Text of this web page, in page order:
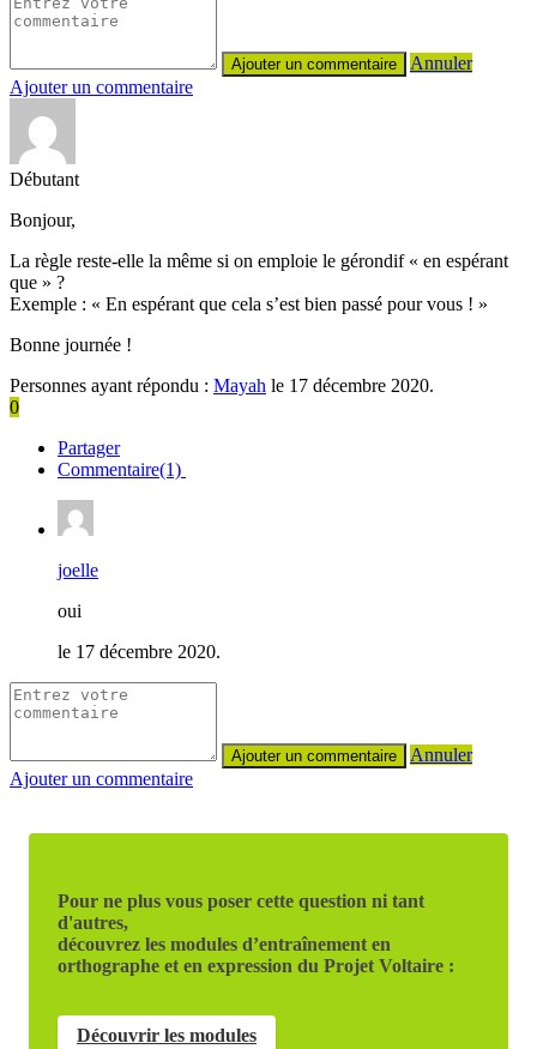
Annuler
Ajouter un commentaire
Débutant
Bonjour,
La règle reste-elle la même si on emploie le gérondif « en espérant
que » ?
Exemple : « En espérant que cela s’est bien passé pour vous ! »
Bonne journée !
Personnes ayant répondu : Mayah le 17 décembre 2020.
0
Partager
Commentaire(1)
joelle
oui
le 17 décembre 2020.
Annuler
Ajouter un commentaire
Pour ne plus vous poser cette question ni tant
d'autres,
découvrez les modules d’entraînement en
orthographe et en expression du Projet Voltaire :
Découvrir les modules